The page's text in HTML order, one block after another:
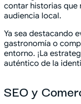
contar historias que
audiencia local.
Ya sea destacando
gastronomía o
entorno. ¡La
auténtico de la
SEO y